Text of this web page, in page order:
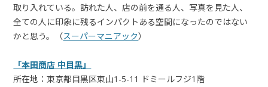
取り入れている。訪れた人、店の前を通る人、写真を見た人、
全ての人に印象に残るインパクトある空間になったのではない
かと思う。（スーパーマニアック）
「本田商店 中目黒」
所在地：東京都目黒区東山1-5-11 ドミールフジ1階